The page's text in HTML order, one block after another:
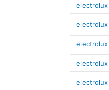
electrolux
electrolux
electrolux